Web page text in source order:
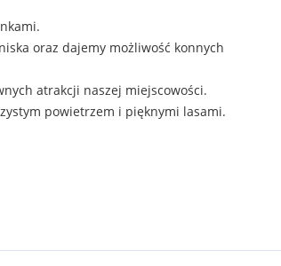
oraz dajemy możliwość konnych
atrakcji naszej miejscowości.
powietrzem i pięknymi lasami.